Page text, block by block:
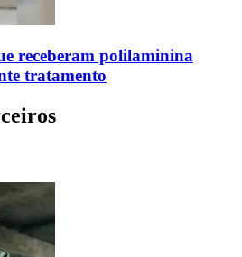
receberam polilaminina
tratamento